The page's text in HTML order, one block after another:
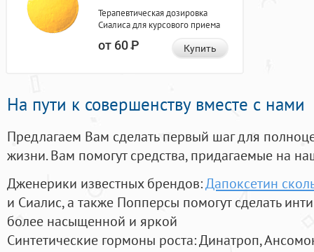
Терапевтическая дозировка
Сиалиса для курсового приема
от 60Р Купить
На пути к совершенству вместе с нами
Предлагаем Вам сделать первый шаг для
жизни. Вам помогут средства, придагаемые на
Дженерики известных брендов:Дапоксетин
и Сиалис, а также Попперсы помогут сделать
более насыщенной и яркой
Синтетические гормоны роста: Динатроп,